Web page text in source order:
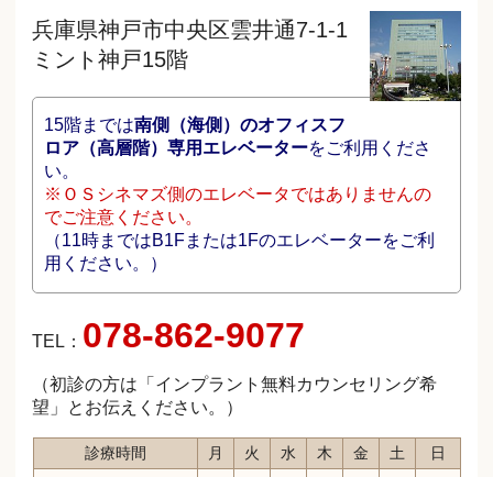
兵庫県神戸市中央区雲井通7-1-1
ミント神戸15階
15階までは南側（海側）のオフィスフ
ロア（高層階）専用エレベーターをご利用くださ
い。
※ＯＳシネマズ側のエレベータではありませんの
でご注意ください。
（11時まではB1Fまたは1Fのエレベーターをご利
用ください。）
TEL： 078-862-9077
（初診の方は「インプラント無料カウンセリング希
望」とお伝えください。）
診療時間 月 火 水 木 金 土 日